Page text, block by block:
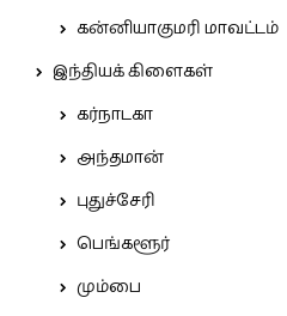
கன்னியாகுமரி மாவட்டம்
இந்தியக் கிளைகள்
கர்நாடகா
அந்தமான்
புதுச்சேரி
பெங்களூர்
மும்பை